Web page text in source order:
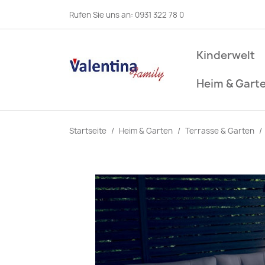
Rufen Sie uns an: 0931 322 78 0
Kinderwelt
Heim &
Startseite Heim & Garten Terrasse & Garten